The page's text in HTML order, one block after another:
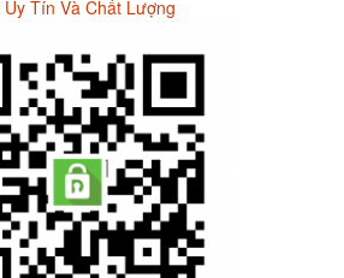
Uy Tín Và Chất Lượng